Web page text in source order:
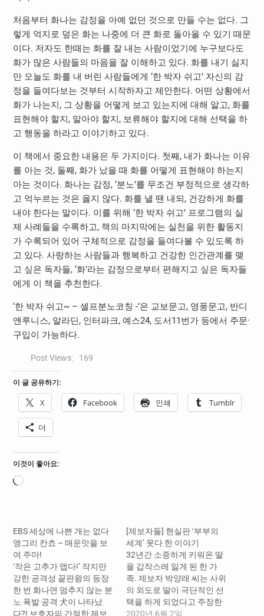
처음부터 화나는 감정을 아예 없던 것으로 만들 수는 없다. 그
렇게 억지로 덮은 화는 나중에 더 큰 화로 돌아올 수 있기 때문
이다. 저자도 한때는 화를 잘 내는 사람이었기에 누구보다도
화가 많은 사람들의 마음을 잘 이해하고 있다. 화를 내기 싫지
만 오늘도 화를 내 버린 사람들에게 ‘한 박자 쉬고’ 자신의 감
정을 들여다보는 것부터 시작하자고 제안한다. 어떤 상황에서
화가 나는지, 그 상황을 어떻게 보고 있는지에 대해 알고, 화를
표현해야 할지, 말아야 할지, 보류해야 할지에 대해 선택을 하
고 행동을 하라고 이야기하고 있다.
이 책에서 중요한 내용은 두 가지이다. 첫째, 내가 화나는 이유
를 아는 것, 둘째, 화가 났을 때 화를 어떻게 표현해야 하는지
아는 것이다. 화나는 감정, ‘분노’를 무조건 부정적으로 생각하
고 억누르는 것은 옳지 않다. 화를 낼 땐 내되, 건강하게 화를
내야 한다는 말이다. 이를 위해 ‘한 박자 쉬고’ 프로그램의 실
제 사례들을 수록하고, 책의 마지막에는 실천을 위한 활동지
가 수록되어 있어 구체적으로 감정을 들여다볼 수 있도록 하
고 있다. 사랑하는 사람들과 행복하고 건강한 인간관계를 맺
고 싶은 독자들, ‘화’라는 감정으로부터 편해지고 싶은 독자들
에게 이 책을 추천한다.
‘한 박자 쉬고~ – 셀프분노코칭 -’은 교보문고, 영풍문고, 반디
앤루니스, 알라딘, 인터파크, 예스24, 도서11번가 등에서 주문·
구입이 가능하다.
Post Views: 169
이 글 공유하기:
X Facebook 인쇄 Tumblr
더
이것이 좋아요:
로
EBS 세상에 나쁜 개는 없다
앵그리 칸쵸 – 매운맛을 보
여 주마!
‘작은 고추가 맵다!’ 작지만
강한 공격성 끝판왕의 등장
한 번 화나면 멈추지 않는 분
노 폭발 공격 犬이 나타났
다?! 보호자의 간절한 제보
[제보자들] 현실판 ‘부부의
세계’ 못다 한 이야기
32년간 소중하게 키워온 딸
을 갑작스레 잃게 된 한 가
족. 제보자 박양래 씨는 사위
의 외도로 딸이 극단적인 선
택을 하게 되었다고 주장한
다. 딸의 결혼 생활이 행복한
2020년 6월 2일